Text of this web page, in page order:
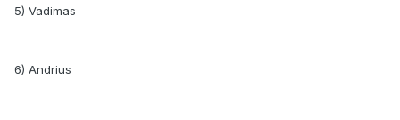
5) Vadimas
6) Andrius